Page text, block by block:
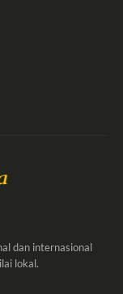
dan internasional
lokal.